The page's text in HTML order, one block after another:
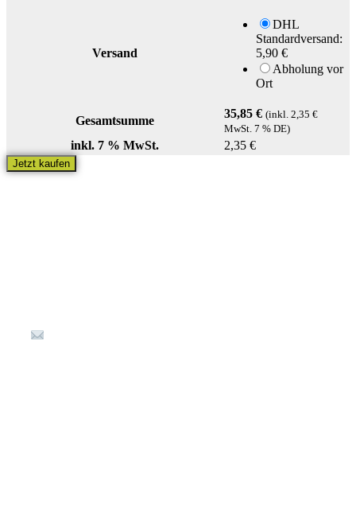
Versand
DHL
Standardversand:
5,90 €
Abholung vor
Ort
Gesamtsumme
35,85 € (inkl. 2,35 €
MwSt. 7 % DE)
inkl. 7 % MwSt. 2,35 €
Jetzt kaufen